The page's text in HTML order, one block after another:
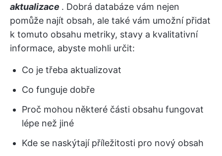
aktualizace . Dobrá databáze vám nejen
pomůže najít obsah, ale také vám umožní přidat
k tomuto obsahu metriky, stavy a kvalitativní
informace, abyste mohli určit:
Co je třeba aktualizovat
Co funguje dobře
Proč mohou některé části obsahu fungovat
lépe než jiné
Kde se naskýtají příležitosti pro nový obsah